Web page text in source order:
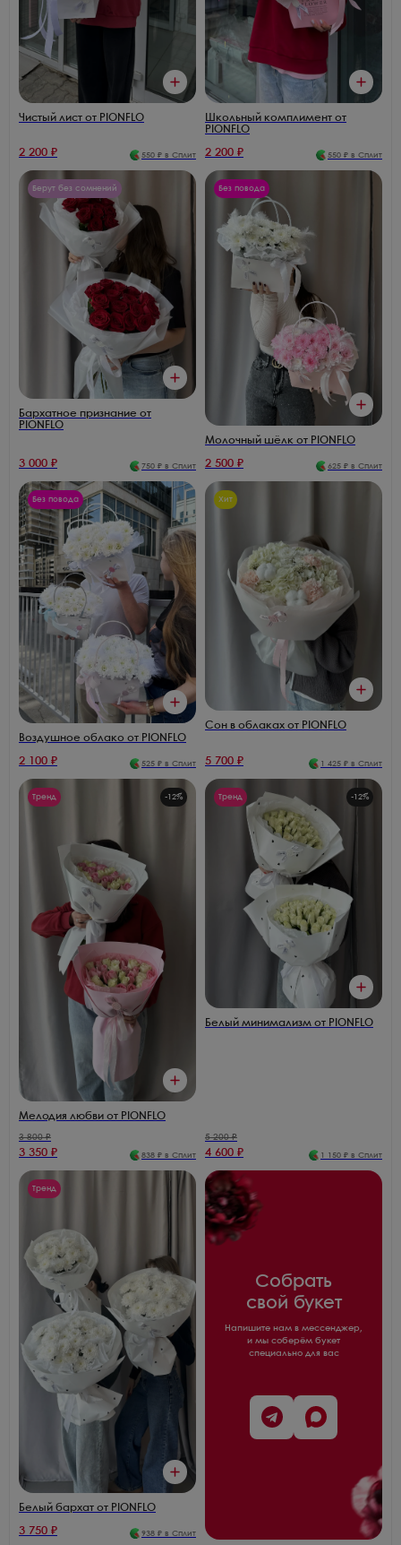
Чистый лист от PIONFLO
2 200 ₽ 550 ₽ в Сплит
Школьный комплимент от
PIONFLO
2 200 ₽ 550 ₽ в Сплит
Берут без сомнений
Бархатное признание от
PIONFLO
3 000 ₽ 750 ₽ в Сплит
Без повода
Молочный шёлк от PIONFLO
2 500 ₽ 625 ₽ в Сплит
Без повода
Воздушное облако от PIONFLO
2 100 ₽ 525 ₽ в Сплит
Хит
Сон в облаках от PIONFLO
5 700 ₽ 1 425 ₽ в Сплит
Тренд -12%
Мелодия любви от PIONFLO
3 800₽
3 350 ₽ 838 ₽ в Сплит
Тренд -12%
Белый минимализм от PIONFLO
5 200₽
4 600 ₽ 1 150 ₽ в Сплит
Тренд
Белый бархат от PIONFLO
3 750 ₽ 938 ₽ в Сплит
Собрать
свой букет
Напишите нам в мессенджер,
и мы соберём букет
специально для вас